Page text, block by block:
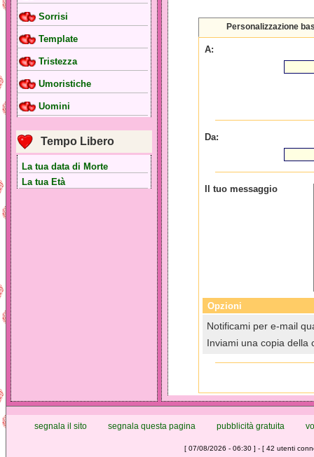
Sorrisi
Template
Tristezza
Umoristiche
Uomini
Tempo Libero
La tua data di Morte
La tua Età
Personalizzazione
A:
Da:
Il tuo messaggio
Opzioni
Notificami per e-mail
Inviami una copia della
segnala il sito segnala questa pagina pubblicità gratuita
[ 07/08/2026 - 06:30 ] - [ 42 utenti